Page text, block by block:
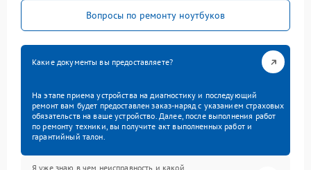
Вопросы по ремонту ноутбуков
Какие документы вы предоставляете?
На этапе приема устройства на диагностику и последующий
ремонт вам будет предоставлен заказ-наряд с указанием страховых
обязательств на ваше устройство. Далее, после выполнения работ
по ремонту техники, вы получите акт выполненных работ и
гарантийный талон.
Я уже знаю в чем неисправность и какой